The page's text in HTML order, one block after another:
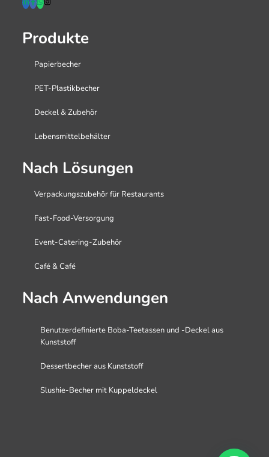
Produkte
Papierbecher
PET-Plastikbecher
Deckel & Zubehör
Lebensmittelbehälter
Nach Lösungen
Verpackungszubehör für Restaurants
Fast-Food-Versorgung
Event-Catering-Zubehör
Café & Café
Nach Anwendungen
Benutzerdefinierte Boba-Teetassen und -Deckel aus
Kunststoff
Dessertbecher aus Kunststoff
Slushie-Becher mit Kuppeldeckel